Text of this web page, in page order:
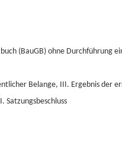
(BauGB) ohne Durchführung
Belange, III. Ergebnis der
Satzungsbeschluss